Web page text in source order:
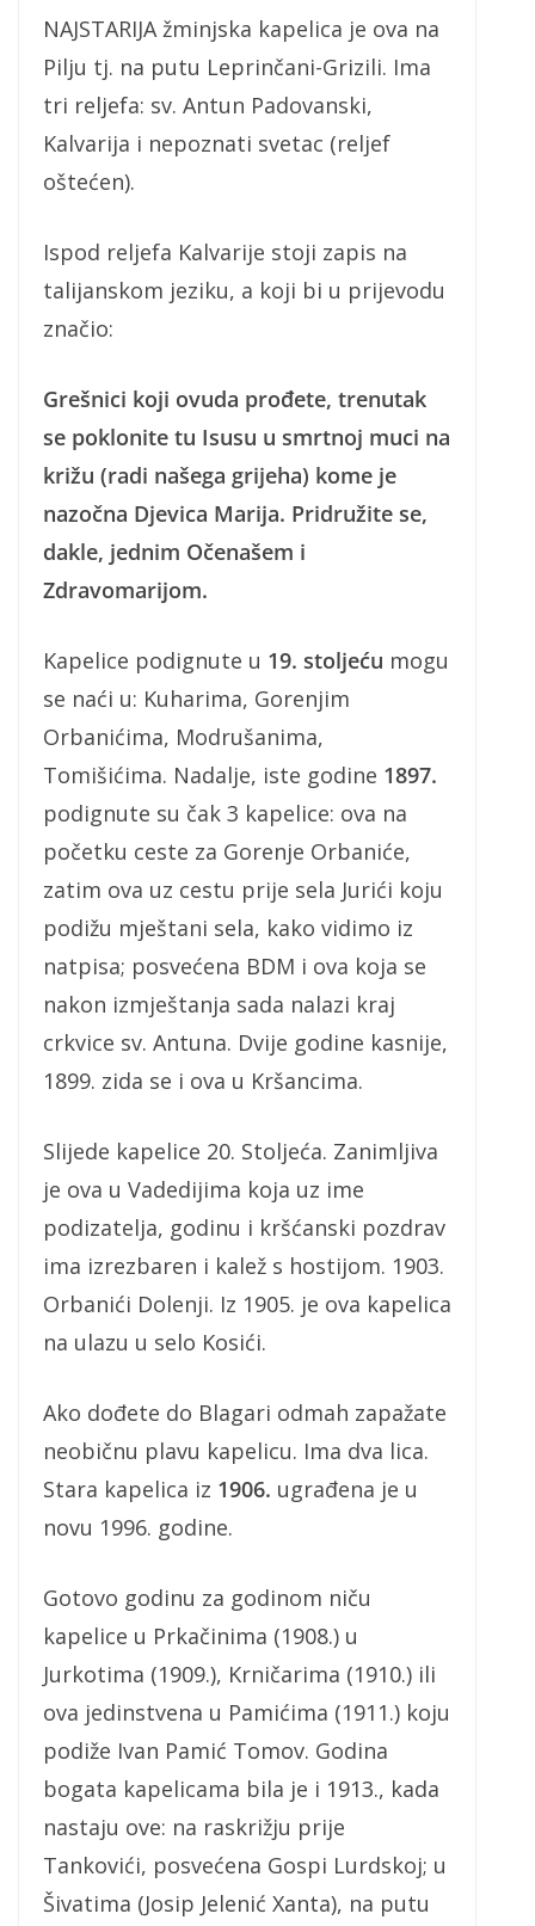
NAJSTARIJA žminjska kapelica je ova na
Pilju tj. na putu Leprinčani-Grizili. Ima
tri reljefa: sv. Antun Padovanski,
Kalvarija i nepoznati svetac (reljef
oštećen).
Ispod reljefa Kalvarije stoji zapis na
talijanskom jeziku, a koji bi u prijevodu
značio:
Grešnici koji ovuda prođete, trenutak
se poklonite tu Isusu u smrtnoj muci na
križu (radi našega grijeha) kome je
nazočna Djevica Marija. Pridružite se,
dakle, jednim Očenašem i
Zdravomarijom.
Kapelice podignute u 19. stoljeću mogu
se naći u: Kuharima, Gorenjim
Orbanićima, Modrušanima,
Tomišićima. Nadalje, iste godine 1897.
podignute su čak 3 kapelice: ova na
početku ceste za Gorenje Orbaniće,
zatim ova uz cestu prije sela Jurići koju
podižu mještani sela, kako vidimo iz
natpisa; posvećena BDM i ova koja se
nakon izmještanja sada nalazi kraj
crkvice sv. Antuna. Dvije godine kasnije,
1899. zida se i ova u Kršancima.
Slijede kapelice 20. Stoljeća. Zanimljiva
je ova u Vadedijima koja uz ime
podizatelja, godinu i kršćanski pozdrav
ima izrezbaren i kalež s hostijom. 1903.
Orbanići Dolenji. Iz 1905. je ova kapelica
na ulazu u selo Kosići.
Ako dođete do Blagari odmah zapažate
neobičnu plavu kapelicu. Ima dva lica.
Stara kapelica iz 1906. ugrađena je u
novu 1996. godine.
Gotovo godinu za godinom niču
kapelice u Prkačinima (1908.) u
Jurkotima (1909.), Krničarima (1910.) ili
ova jedinstvena u Pamićima (1911.) koju
podiže Ivan Pamić Tomov. Godina
bogata kapelicama bila je i 1913., kada
nastaju ove: na raskrižju prije
Tankovići, posvećena Gospi Lurdskoj; u
Šivatima (Josip Jelenić Xanta), na putu